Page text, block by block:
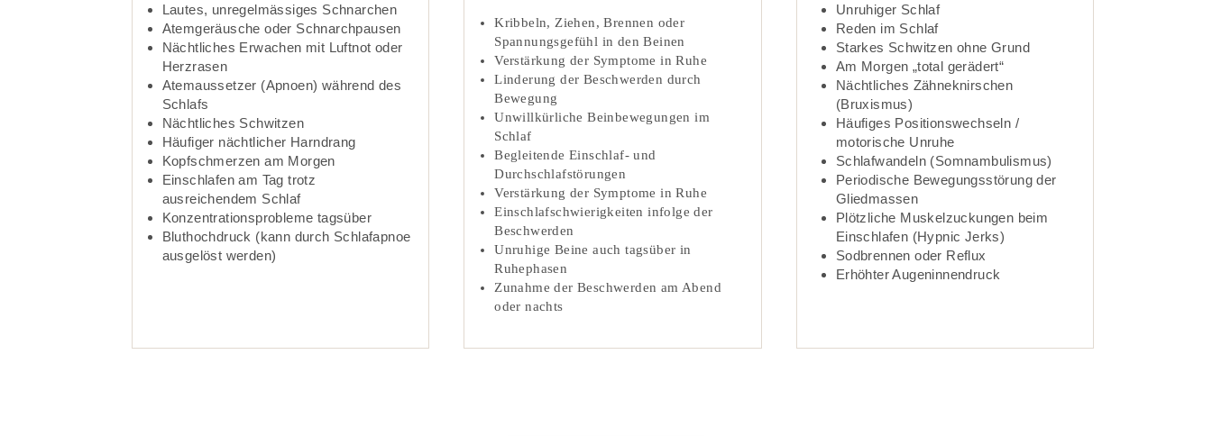
Lautes, unregelmässiges Schnarchen
Atemgeräusche oder Schnarchpausen
Nächtliches Erwachen mit Luftnot oder
Herzrasen
Atemaussetzer (Apnoen) während des
Schlafs
Nächtliches Schwitzen
Häufiger nächtlicher Harndrang
Kopfschmerzen am Morgen
Einschlafen am Tag trotz
ausreichendem Schlaf
Konzentrationsprobleme tagsüber
Bluthochdruck (kann durch Schlafapnoe
ausgelöst werden)
Kribbeln, Ziehen, Brennen oder
Spannungsgefühl in den Beinen
Verstärkung der Symptome in Ruhe
Linderung der Beschwerden durch
Bewegung
Unwillkürliche Beinbewegungen im
Schlaf
Begleitende Einschlaf- und
Durchschlafstörungen
Verstärkung der Symptome in Ruhe
Einschlafschwierigkeiten infolge der
Beschwerden
Unruhige Beine auch tagsüber in
Ruhephasen
Zunahme der Beschwerden am Abend
oder nachts
Unruhiger Schlaf
Reden im Schlaf
Starkes Schwitzen ohne Grund
Am Morgen „total gerädert“
Nächtliches Zähneknirschen
(Bruxismus)
Häufiges Positionswechseln /
motorische Unruhe
Schlafwandeln (Somnambulismus)
Periodische Bewegungsstörung der
Gliedmassen
Plötzliche Muskelzuckungen beim
Einschlafen (Hypnic Jerks)
Sodbrennen oder Reflux
Erhöhter Augeninnendruck